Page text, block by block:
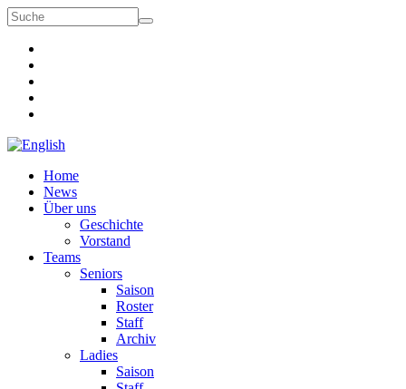
Home
News
Über uns
Geschichte
Vorstand
Teams
Seniors
Saison
Roster
Staff
Archiv
Ladies
Saison